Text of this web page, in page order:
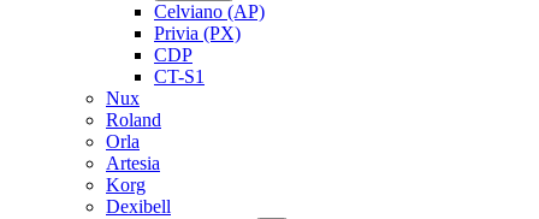
Celviano (AP)
Privia (PX)
CDP
CT-S1
Nux
Roland
Orla
Artesia
Korg
Dexibell